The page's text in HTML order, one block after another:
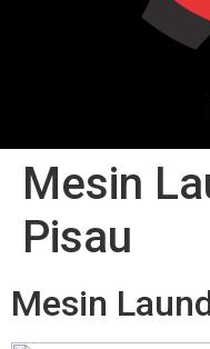
Mesin
Pisau
Mesin